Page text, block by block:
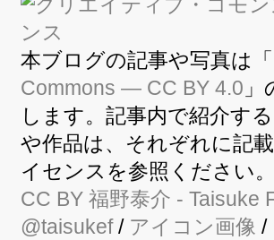
本ブログの記事や写真は「
Commons — CC BY 4.0
します。記事内で紹介す
や作品は、それぞれに記
イセンスを参照ください。
CC BY 福野泰介 - Taisuke
@taisukef/ アイコン画像 /